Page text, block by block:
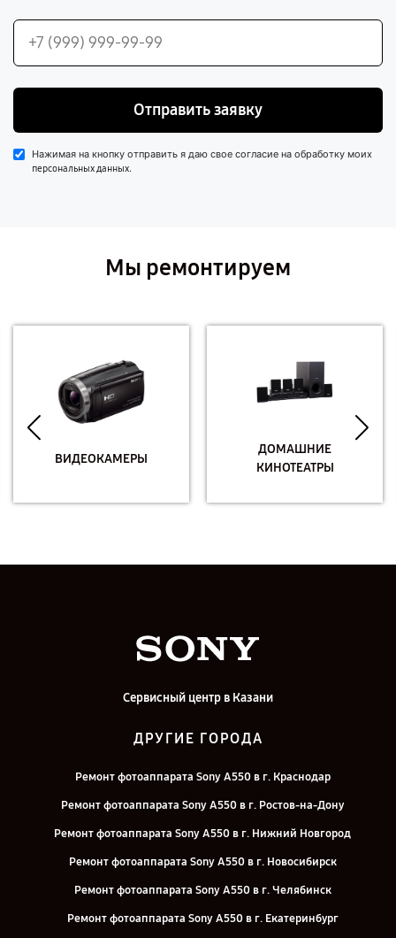
Отправить заявку
Нажимая на кнопку отправить я даю свое согласие на обработку моих
персональных данных.
Мы ремонтируем
ВИДЕОКАМЕРЫ
ДОМАШНИЕ
КИНОТЕАТРЫ
Сервисный центр в Казани
ДРУГИЕ ГОРОДА
Ремонт фотоаппарата Sony A550 в г. Краснодар
Ремонт фотоаппарата Sony A550 в г. Ростов-на-Дону
Ремонт фотоаппарата Sony A550 в г. Нижний Новгород
Ремонт фотоаппарата Sony A550 в г. Новосибирск
Ремонт фотоаппарата Sony A550 в г. Челябинск
Ремонт фотоаппарата Sony A550 в г. Екатеринбург